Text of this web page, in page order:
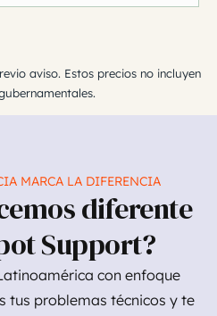
aviso. Estos precios no incluyen
MARCA LA DIFERENCIA
diferente
Support?
con enfoque
tus problemas técnicos y te